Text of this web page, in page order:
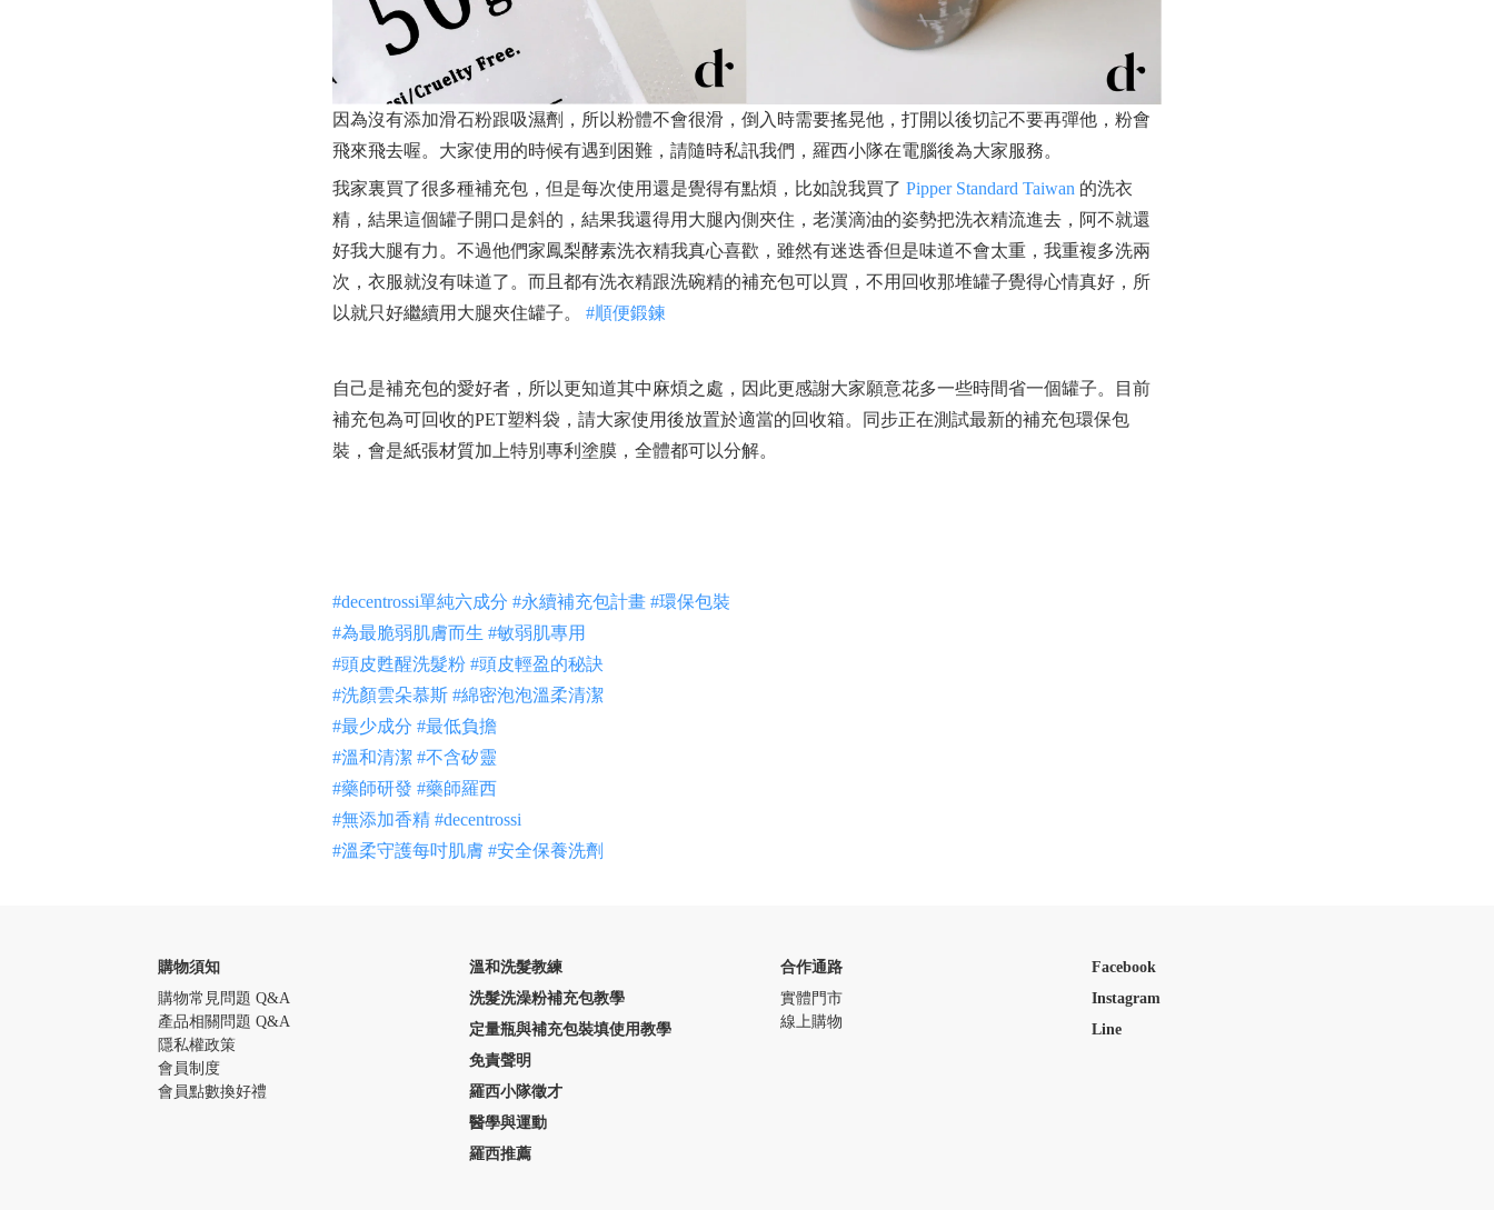
因為沒有添加滑石粉跟吸濕劑，所以粉體不會很滑，倒入時需要搖晃他，打開以後切記不要再彈他，粉會
飛來飛去喔。大家使用的時候有遇到困難，請隨時私訊我們，羅西小隊在電腦後為大家服務。
我家裏買了很多種補充包，但是每次使用還是覺得有點煩，比如說我買了 Pipper Standard Taiwan 的洗衣
精，結果這個罐子開口是斜的，結果我還得用大腿內側夾住，老漢滴油的姿勢把洗衣精流進去，阿不就還
好我大腿有力。 不過他們家鳳梨酵素洗衣精我真心喜歡，雖然有迷迭香但是味道不會太重，我重複多洗兩
次，衣服就沒有味道了。而且都有洗衣精跟洗碗精的補充包可以買，不用回收那堆罐子覺得心情真好，所
以就只好繼續用大腿夾住罐子。 #順便鍛鍊
自己是補充包的愛好者，所以更知道其中麻煩之處，因此更感謝大家願意花多一些時間省一個罐子。
目前
補充包為可回收的PET塑料袋，請大家使用後放置於適當的回收箱。同步正在測試最新的補充包環保包
裝，會是紙張材質加上特別專利塗膜，全體都可以分解。
#decentrossi單純六成分 #永續補充包計畫 #環保包裝
#為最脆弱肌膚而生 #敏弱肌專用
#頭皮甦醒洗髮粉 #頭皮輕盈的秘訣
#洗顏雲朵慕斯 #綿密泡泡溫柔清潔
#最少成分 #最低負擔
#溫和清潔 #不含矽靈
#藥師研發 #藥師羅西
#無添加香精 #decentrossi
#溫柔守護每吋肌膚 #安全保養洗劑
購物須知
購物常見問題 Q&A
產品相關問題 Q&A
隱私權政策
會員制度
會員點數換好禮
溫和洗髮教練
洗髮洗澡粉補充包教學
定量瓶與補充包裝填使用教學
免責聲明
羅西小隊徵才
醫學與運動
羅西推薦
合作通路
實體門市
線上購物
Facebook
Instagram
Line